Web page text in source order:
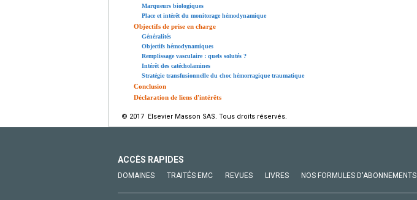
Marqueurs biologiques
Place et intérêt du monitorage hémodynamique
Objectifs de prise en charge
Généralités
Objectifs hémodynamiques
Remplissage vasculaire : quels solutés ?
Intérêt des catécholamines
Stratégie transfusionnelle du choc hémorragique traumatique
Conclusion
Déclaration de liens d'intérêts
© 2017 Elsevier Masson SAS. Tous droits réservés.
ACCÈS RAPIDES
DOMAINES TRAITÉS EMC REVUES LIVRES NOS FORMULES D'ABONNEMENTS